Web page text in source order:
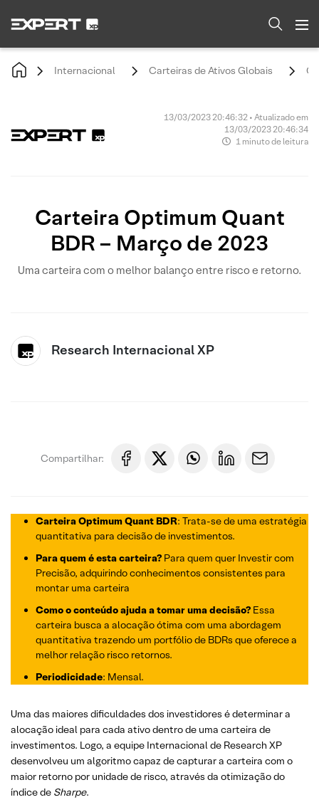
Internacional Carteiras de Ativos Globais
13/03/2023 20:46:32 • Atualizado em
13/03/2023 20:46:34
1 minuto de leitura
Carteira Optimum Quant
BDR – Março de 2023
Uma carteira com o melhor balanço entre risco e retorno.
Research Internacional XP
Compartilhar:
Carteira Optimum Quant BDR: Trata-se de uma estratégia
quantitativa para decisão de investimentos.
Para quem é esta carteira? Para quem quer Investir com
Precisão, adquirindo conhecimentos consistentes para
montar uma carteira
Como o conteúdo ajuda a tomar uma decisão? Essa
carteira busca a alocação ótima com uma abordagem
quantitativa trazendo um portfólio de BDRs que oferece a
melhor relação risco retornos.
Periodicidade: Mensal.
Uma das maiores dificuldades dos investidores é determinar a
alocação ideal para cada ativo dentro de uma carteira de
investimentos. Logo, a equipe Internacional de Research XP
desenvolveu um algoritmo capaz de capturar a carteira com o
maior retorno por unidade de risco, através da otimização do
índice de Sharpe.